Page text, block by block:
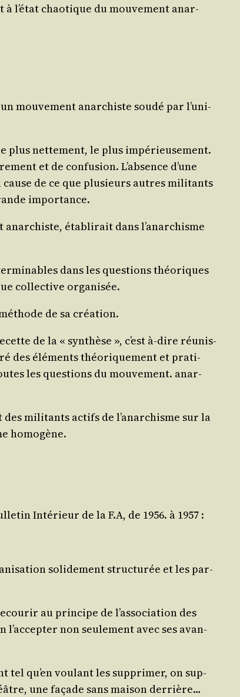
à l’é­tat chao­tique du mou­ve­ment anar­
mou­ve­ment anar­chiste sou­dé par l’u­ni­
plus net­te­ment, le plus impé­rieu­se­ment.
et de confu­sion. L’ab­sence d’une
de ce que plu­sieurs autres mili­tants
importance.
éta­bli­rait dans l’a­nar­chisme
dans les ques­tions théo­riques
col­lec­tive organisée.
de sa création.
de la « syn­thèse », c’est à‑dire réunis­
des élé­ments théo­ri­que­ment et pra­ti­
les ques­tions du mou­ve­ment. anar­
mili­tants actifs de l’a­nar­chisme sur la
homogène.
Inté­rieur de la F.A, de 1956. à 1957 :
soli­de­ment struc­tu­rée et les par­
au prin­cipe de l’as­so­cia­tion des
non seule­ment avec ses avan­
tel qu’en vou­lant les sup­pri­mer, on sup­
une façade sans mai­son derrière…